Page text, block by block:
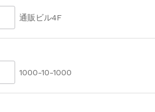
通販ビル4F
1000-10-1000